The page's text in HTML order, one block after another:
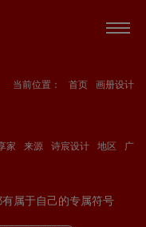
当前位置： 首页
画册设计
家 来源 诗宸设计 地区
广
属于自己的专属符号